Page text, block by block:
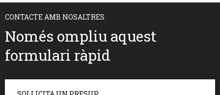
CONTACTE AMB NOSALTRES
Només ompliu aquest
formulari ràpid